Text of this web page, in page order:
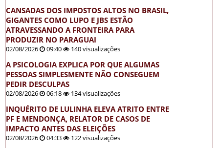
CANSADAS DOS IMPOSTOS ALTOS NO BRASIL,
GIGANTES COMO LUPO E JBS ESTÃO
ATRAVESSANDO A FRONTEIRA PARA
PRODUZIR NO PARAGUAI
02/08/2026 09:40 140 visualizações
A PSICOLOGIA EXPLICA POR QUE ALGUMAS
PESSOAS SIMPLESMENTE NÃO CONSEGUEM
PEDIR DESCULPAS
02/08/2026 06:18 134 visualizações
INQUÉRITO DE LULINHA ELEVA ATRITO ENTRE
PF E MENDONÇA, RELATOR DE CASOS DE
IMPACTO ANTES DAS ELEIÇÕES
02/08/2026 04:33 122 visualizações